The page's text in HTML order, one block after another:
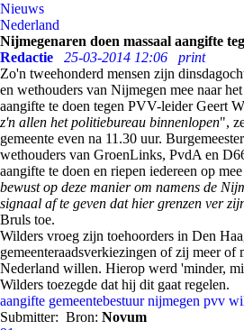
Nieuws
Nederland
Nijmegenaren doen massaal aangifte
Redactie
25-03-2014 12:06
print
Zo'n tweehonderd mensen zijn
en wethouders van Nijmegen mee naar
aangifte te doen tegen PVV-leider Geert
z'n allen het politiebureau binnenlopen",
gemeente even na 11.30 uur.
wethouders van GroenLinks, PvdA en
aangifte te doen en riepen iedereen op
bewust op deze manier om namens de
signaal af te geven dat hier grenzen ver
Bruls toe.
Wilders vroeg zijn toehoorders in Den
gemeenteraadsverkiezingen of zij meer of
Nederland willen. Hierop werd 'minder,
Wilders toezegde dat hij dit gaat regelen.
aangifte gemeentebestuur nijmegen pvv
Submitter: Bron: Novum